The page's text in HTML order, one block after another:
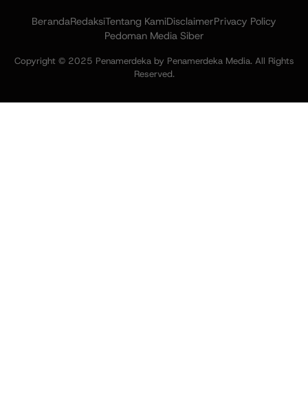
BerandaRedaksiTentang KamiDisclaimerPrivacy Policy
Pedoman Media Siber
Copyright © 2025 Penamerdeka by Penamerdeka Media. All Rights
Reserved.